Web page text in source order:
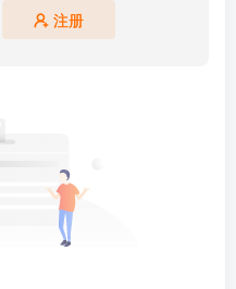
注册